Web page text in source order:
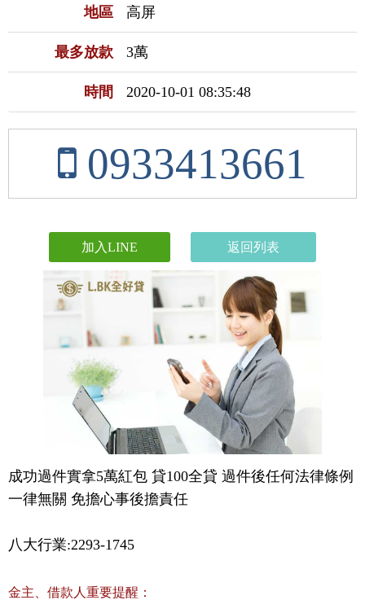
地區 高屏
最多放款 3萬
時間 2020-10-01 08:35:48
0933413661
加入LINE 返回列表
成功過件實拿5萬紅包 貸100全貸 過件後任何法律條例
一律無關 免擔心事後擔責任
八大行業:2293-1745
金主、借款人重要提醒：